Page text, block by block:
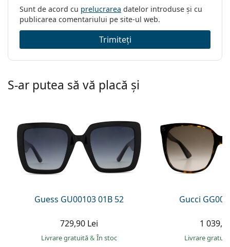
Sunt de acord cu prelucrarea datelor introduse și cu
publicarea comentariului pe site-ul web.
Trimiteți
S-ar putea să vă placă și
Guess GU00103 01B 52
729,90 Lei
Livrare gratuită& În stoc
Gucci
1
Livrare